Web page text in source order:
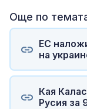
Още по
ЕС
на
Кая
Русия за